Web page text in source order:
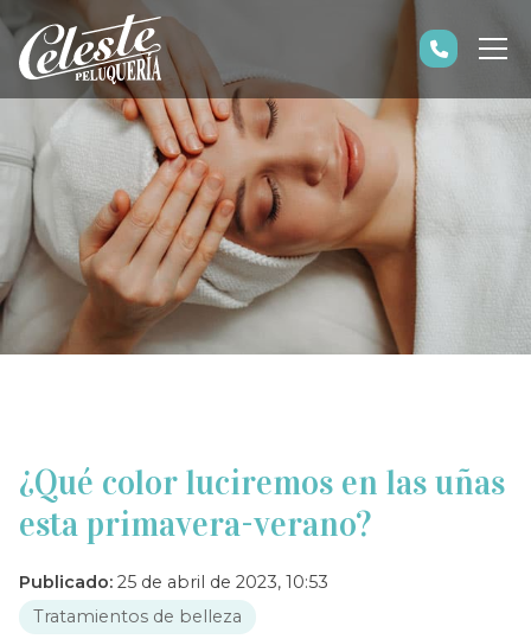
¿Qué color luciremos en las uñas
esta primavera-verano?
Publicado: 25 de abril de 2023, 10:53
Tratamientos de belleza